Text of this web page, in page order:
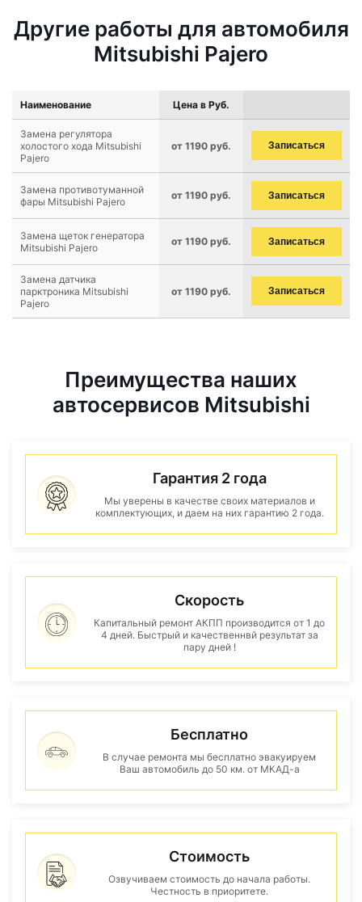
Другие работы для автомобиля
Mitsubishi Pajero
Наименование Цена в Руб.
Замена регулятора
холостого хода Mitsubishi
Pajero
от 1190 руб. Записаться
Замена противотуманной
фары Mitsubishi Pajero
от 1190 руб. Записаться
Замена щеток генератора
Mitsubishi Pajero
от 1190 руб. Записаться
Замена датчика
парктроника Mitsubishi
Pajero
от 1190 руб. Записаться
Преимущества наших
автосервисов Mitsubishi
Гарантия 2 года
Мы уверены в качестве своих материалов и
комплектующих, и даем на них гарантию 2 года.
Скорость
Капитальный ремонт АКПП производится от 1 до
4 дней. Быстрый и качественнвй результат за
пару дней !
Бесплатно
В случае ремонта мы бесплатно эвакуируем
Ваш автомобиль до 50 км. от МКАД-а
Стоимость
Озвучиваем стоимость до начала работы.
Честность в приоритете.